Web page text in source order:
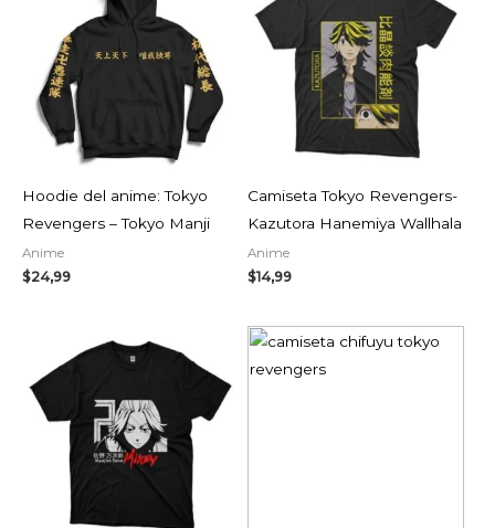
Hoodie del anime: Tokyo
Revengers – Tokyo Manji
Anime
$24,99
Camiseta Tokyo Revengers-
Kazutora Hanemiya Wallhala
Anime
$14,99